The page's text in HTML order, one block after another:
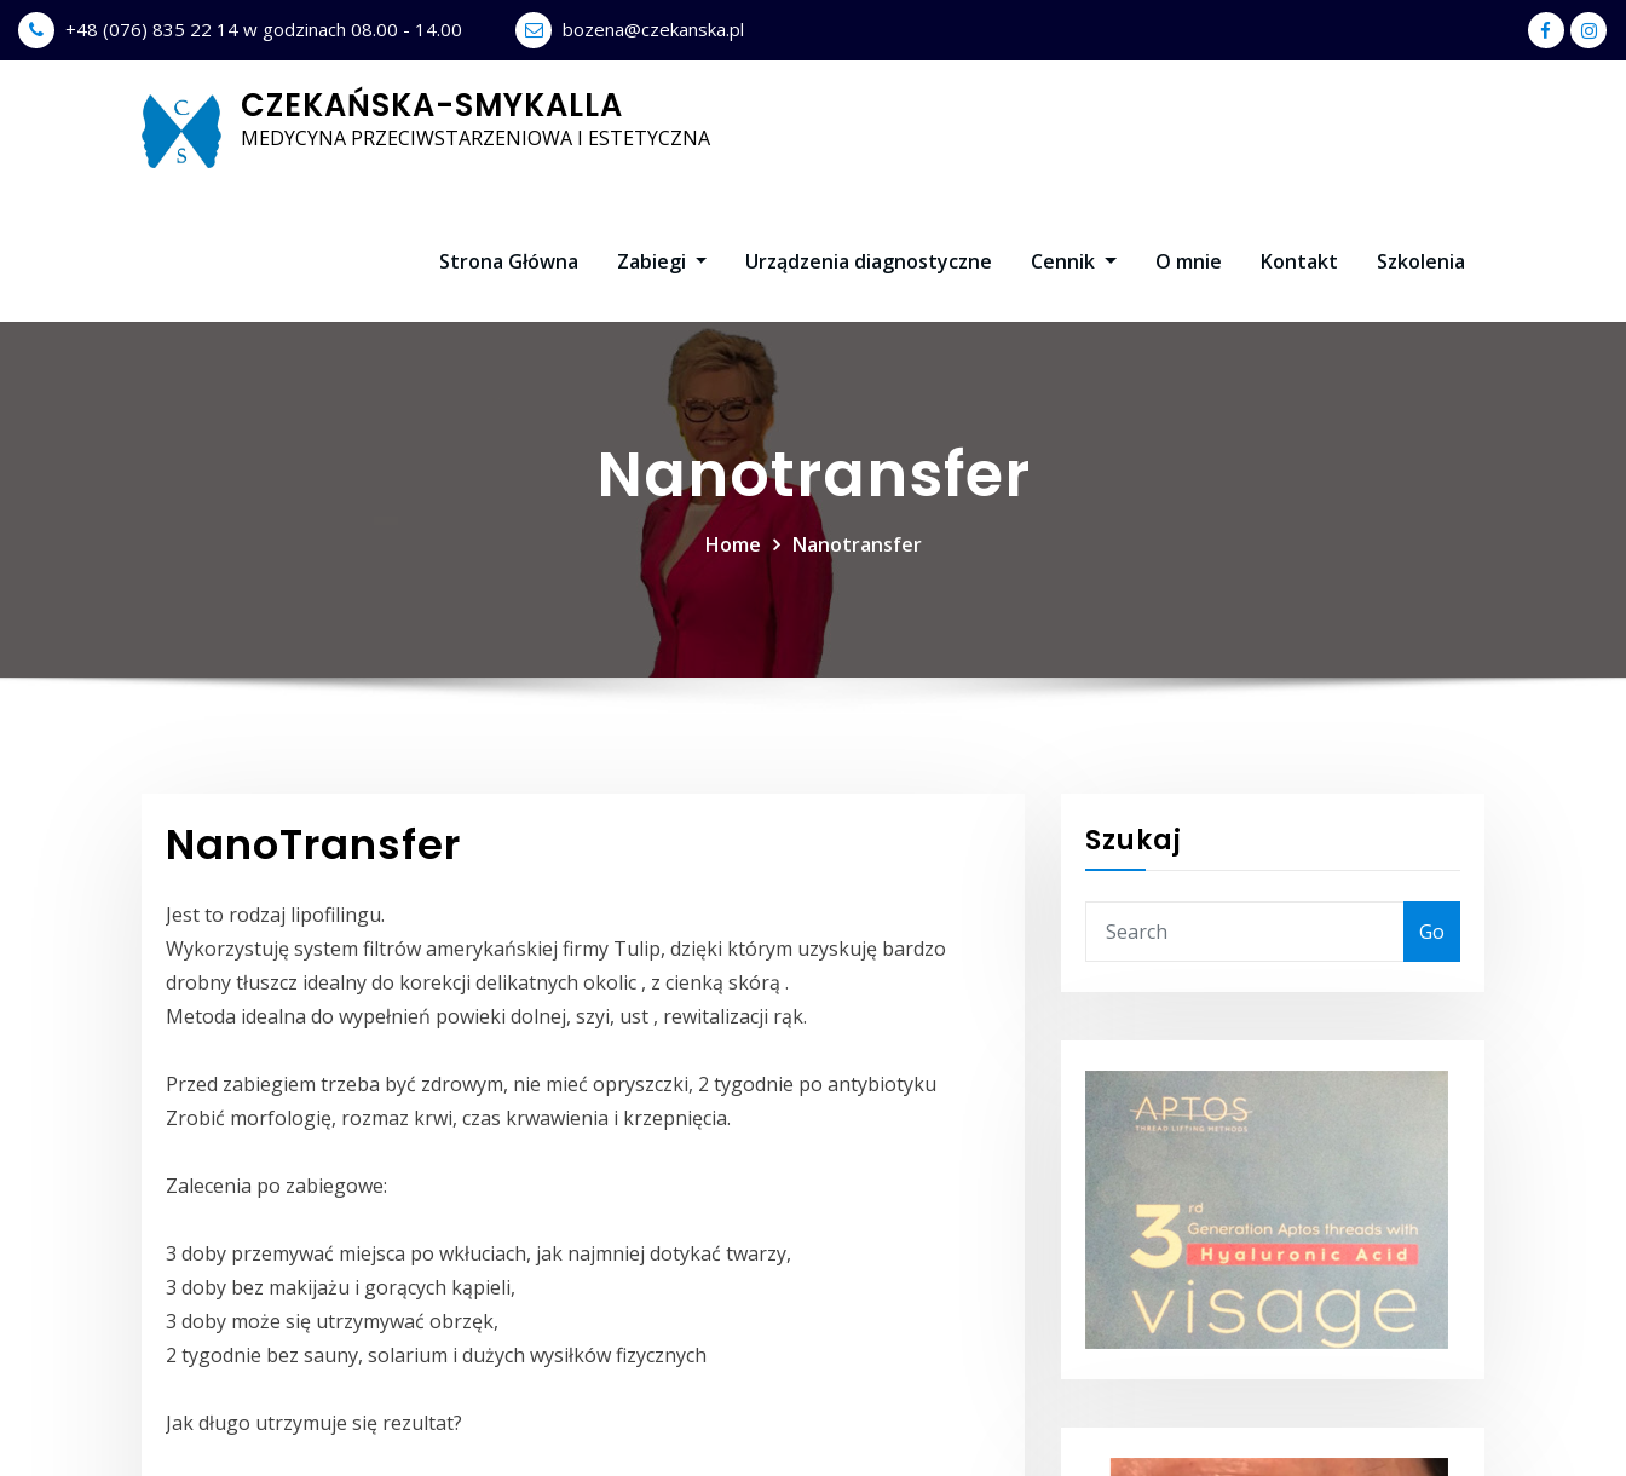
Skip
+48 (076) 835 22 14 w godzinach 08.00 - 14.00 bozena@czekanska.pl
CZEKAŃSKA-SMYKALLA
MEDYCYNA PRZECIWSTARZENIOWA I ESTETYCZNA
Strona Główna Zabiegi Urządzenia diagnostyczne Cennik O mnie Kontakt Szkolenia
Nanotransfer
Home Nanotransfer
NanoTransfer
Jest to rodzaj lipofilingu.
Wykorzystuję system filtrów amerykańskiej firmy Tulip, dzięki którym uzyskuję bardzo
drobny tłuszcz idealny do korekcji delikatnych okolic , z cienką skórą .
Metoda idealna do wypełnień powieki dolnej, szyi, ust , rewitalizacji rąk.
Przed zabiegiem trzeba być zdrowym, nie mieć opryszczki, 2 tygodnie po antybiotyku
Zrobić morfologię, rozmaz krwi, czas krwawienia i krzepnięcia.
Zalecenia po zabiegowe:
3 doby przemywać miejsca po wkłuciach, jak najmniej dotykać twarzy,
3 doby bez makijażu i gorących kąpieli,
3 doby może się utrzymywać obrzęk,
2 tygodnie bez sauny, solarium i dużych wysiłków fizycznych
Jak długo utrzymuje się rezultat?
Szukaj
Go